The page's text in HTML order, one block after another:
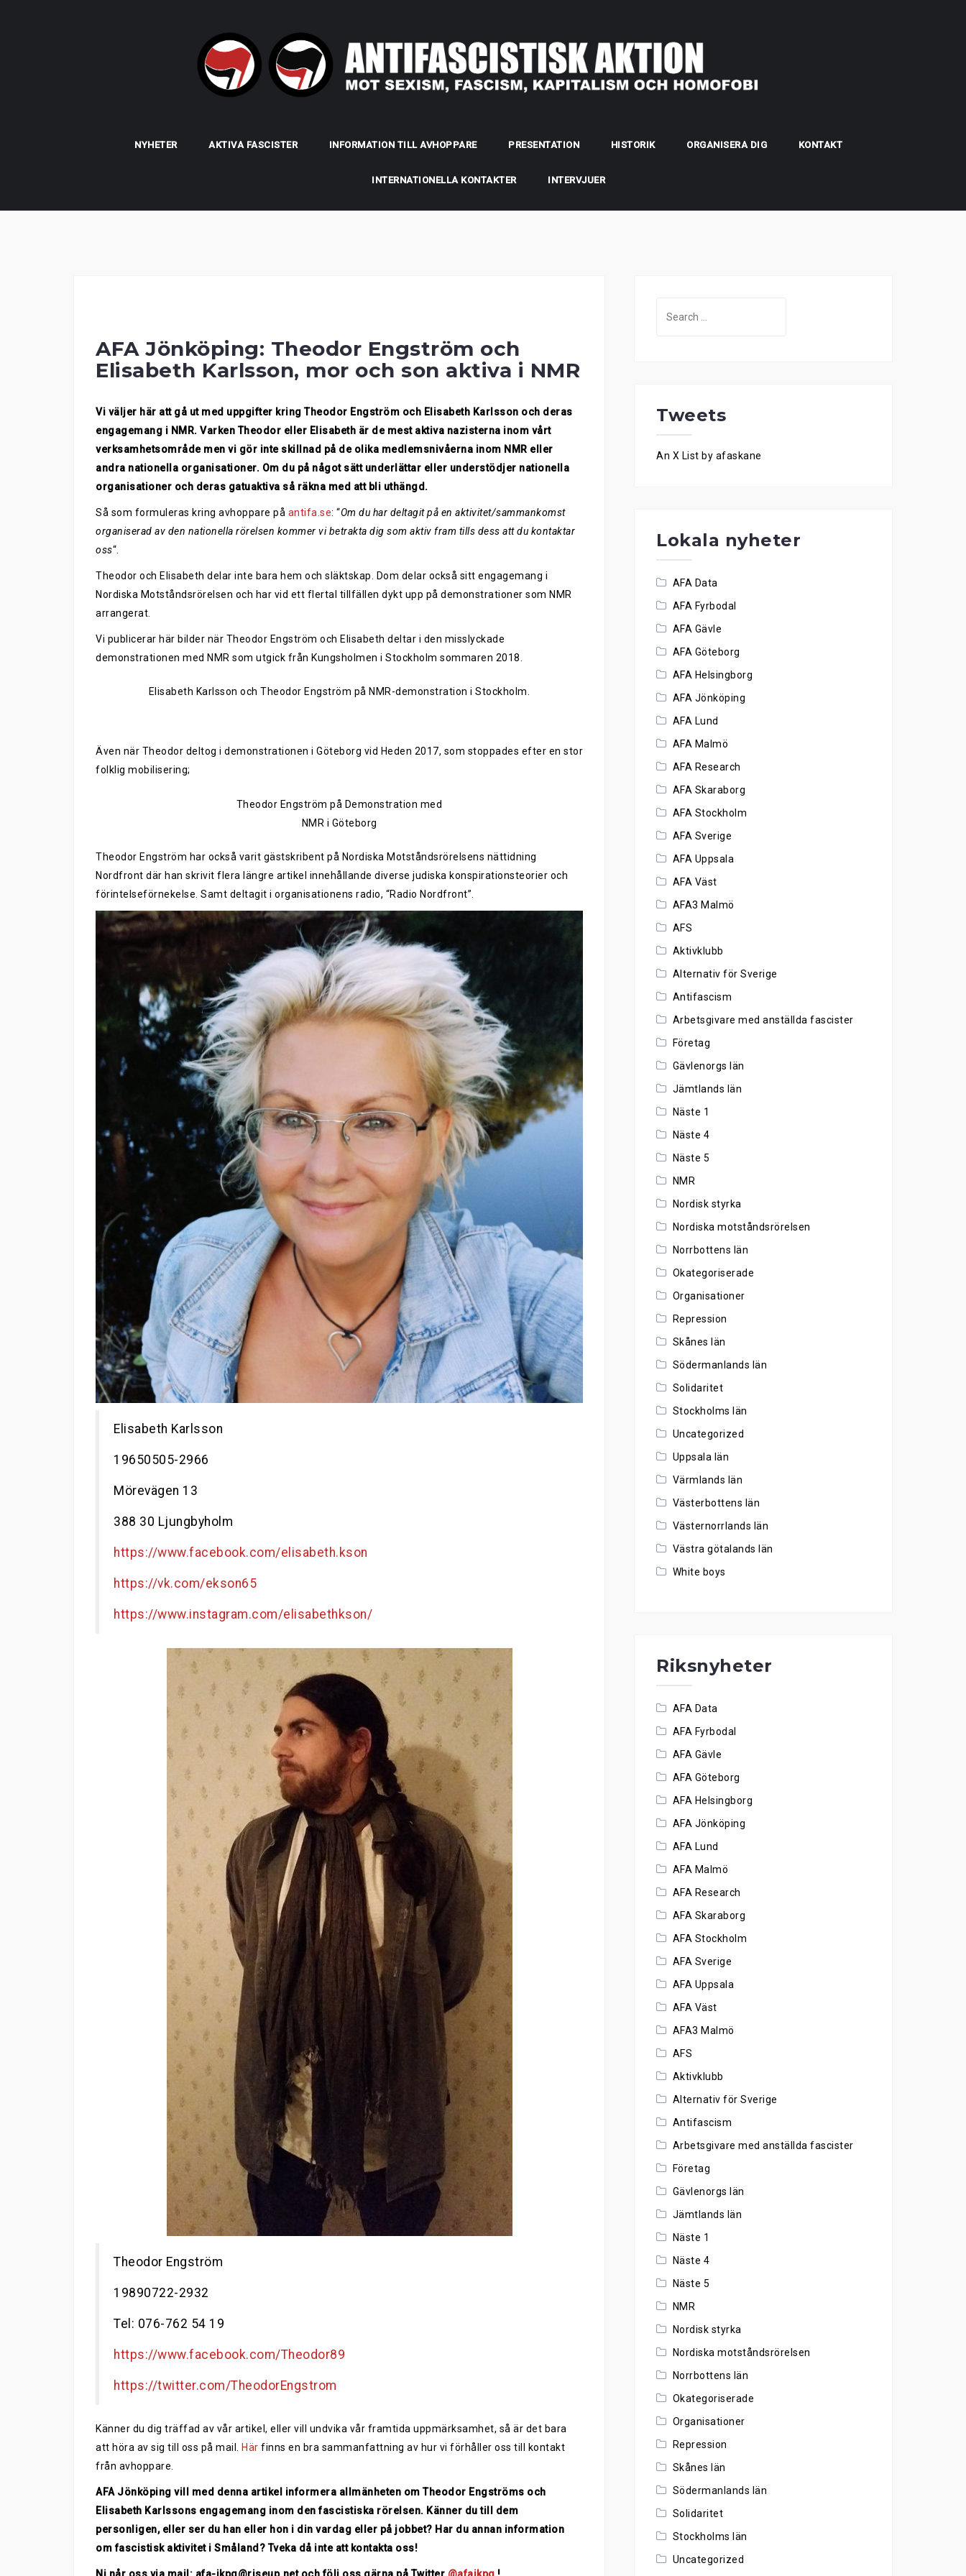
NYHETER AKTIVA FASCISTER INFORMATION TILL AVHOPPARE PRESENTATION HISTORIK ORGANISERA DIG KONTAKT
INTERNATIONELLA KONTAKTER INTERVJUER
AFA Jönköping: Theodor Engström och
Elisabeth Karlsson, mor och son aktiva i NMR
Vi väljer här att gå ut med uppgifter kring Theodor Engström och Elisabeth Karlsson och deras
engagemang i NMR. Varken Theodor eller Elisabeth är de mest aktiva nazisterna inom vårt
verksamhetsområde men vi gör inte skillnad på de olika medlemsnivåerna inom NMR eller
andra nationella organisationer. Om du på något sätt underlättar eller understödjer nationella
organisationer och deras gatuaktiva så räkna med att bli uthängd.
Så som formuleras kring avhoppare på antifa.se: “Om du har deltagit på en aktivitet/sammankomst
organiserad av den nationella rörelsen kommer vi betrakta dig som aktiv fram tills dess att du kontaktar
oss“.
Theodor och Elisabeth delar inte bara hem och släktskap. Dom delar också sitt engagemang i
Nordiska Motståndsrörelsen och har vid ett flertal tillfällen dykt upp på demonstrationer som NMR
arrangerat.
Vi publicerar här bilder när Theodor Engström och Elisabeth deltar i den misslyckade
demonstrationen med NMR som utgick från Kungsholmen i Stockholm sommaren 2018.
Elisabeth Karlsson och Theodor Engström på NMR-demonstration i Stockholm.
Även när Theodor deltog i demonstrationen i Göteborg vid Heden 2017, som stoppades efter en stor
folklig mobilisering;
Theodor Engström på Demonstration med
NMR i Göteborg
Theodor Engström har också varit gästskribent på Nordiska Motståndsrörelsens nättidning
Nordfront där han skrivit flera längre artikel innehållande diverse judiska konspirationsteorier och
förintelseförnekelse. Samt deltagit i organisationens radio, “Radio Nordfront”.
Elisabeth Karlsson
19650505-2966
Mörevägen 13
388 30 Ljungbyholm
https://www.facebook.com/elisabeth.kson
https://vk.com/ekson65
https://www.instagram.com/elisabethkson/
Theodor Engström
19890722-2932
Tel: 076-762 54 19
https://www.facebook.com/Theodor89
https://twitter.com/TheodorEngstrom
Känner du dig träffad av vår artikel, eller vill undvika vår framtida uppmärksamhet, så är det bara
att höra av sig till oss på mail.
Här finns en bra sammanfattning av hur vi förhåller oss till kontakt
från avhoppare.
AFA Jönköping vill med denna artikel informera allmänheten om Theodor Engströms och
Elisabeth Karlssons engagemang inom den fascistiska rörelsen. Känner du till dem
personligen, eller ser du han eller hon i din vardag eller på jobbet? Har du annan information
om fascistisk aktivitet i Småland? Tveka då inte att kontakta oss!
Tweets
An X List by afaskane
Lokala nyheter
AFA Data
AFA Fyrbodal
AFA Gävle
AFA Göteborg
AFA Helsingborg
AFA Jönköping
AFA Lund
AFA Malmö
AFA Research
AFA Skaraborg
AFA Stockholm
AFA Sverige
AFA Uppsala
AFA Väst
AFA3 Malmö
AFS
Aktivklubb
Alternativ för Sverige
Antifascism
Arbetsgivare med anställda fascister
Företag
Gävlenorgs län
Jämtlands län
Näste 1
Näste 4
Näste 5
NMR
Nordisk styrka
Nordiska motståndsrörelsen
Norrbottens län
Okategoriserade
Organisationer
Repression
Skånes län
Södermanlands län
Solidaritet
Stockholms län
Uncategorized
Uppsala län
Värmlands län
Västerbottens län
Västernorrlands län
Västra götalands län
White boys
Riksnyheter
AFA Data
AFA Fyrbodal
AFA Gävle
AFA Göteborg
AFA Helsingborg
AFA Jönköping
AFA Lund
AFA Malmö
AFA Research
AFA Skaraborg
AFA Stockholm
AFA Sverige
AFA Uppsala
AFA Väst
AFA3 Malmö
AFS
Aktivklubb
Alternativ för Sverige
Antifascism
Arbetsgivare med anställda fascister
Företag
Gävlenorgs län
Jämtlands län
Näste 1
Näste 4
Näste 5
NMR
Nordisk styrka
Nordiska motståndsrörelsen
Norrbottens län
Okategoriserade
Organisationer
Repression
Skånes län
Södermanlands län
Solidaritet
Stockholms län
Uncategorized